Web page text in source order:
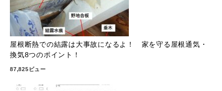
屋根断熱での結露は大事故になるよ！ 家を守る屋根通気・
換気8つのポイント！
87,825ビュー